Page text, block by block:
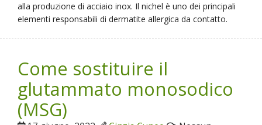
alla produzione di acciaio inox. Il nichel è uno dei principali
elementi responsabili di dermatite allergica da contatto.
Come sostituire il
glutammato monosodico
(MSG)